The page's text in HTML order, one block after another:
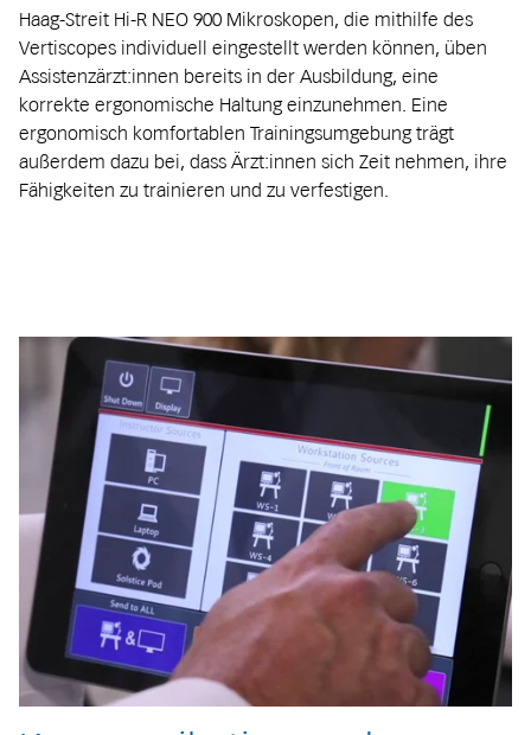
Haag-Streit Hi-R NEO 900 Mikroskopen, die mithilfe des
Vertiscopes individuell eingestellt werden können, üben
Assistenzärzt:innen bereits in der Ausbildung, eine
korrekte ergonomische Haltung einzunehmen. Eine
ergonomisch komfortablen Trainingsumgebung trägt
außerdem dazu bei, dass Ärzt:innen sich Zeit nehmen, ihre
Fähigkeiten zu trainieren und zu verfestigen.